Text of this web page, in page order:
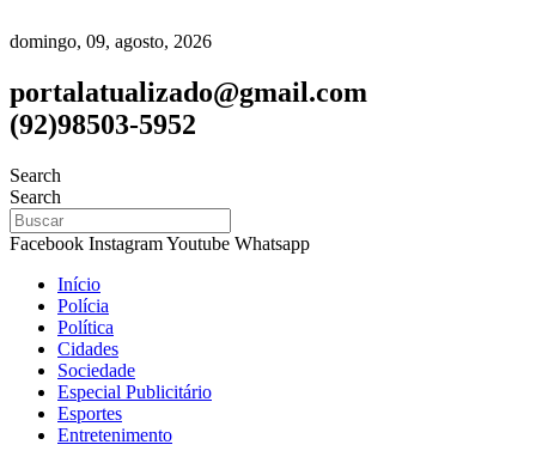
domingo, 09, agosto, 2026
portalatualizado@gmail.com
(92)98503-5952
Search
Search
Facebook InstagramYoutube Whatsapp
Início
Polícia
Política
Cidades
Sociedade
Especial Publicitário
Esportes
Entretenimento